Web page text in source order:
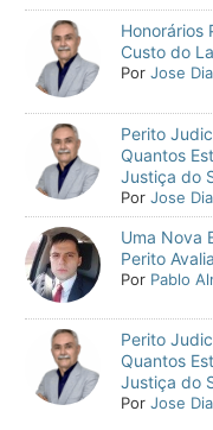
Honorários
Custo do
PorJose
Perito
Quantos
Justiça do
PorJose
Uma Nova
Perito
Por Pablo
Perito
Quantos
Justiça do
PorJose